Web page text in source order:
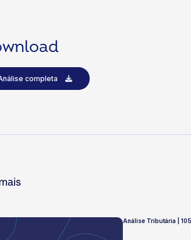
completa
Análise Tributária |